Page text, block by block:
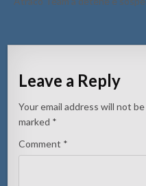
Leave a Reply
Your email address will not
marked *
Comment *